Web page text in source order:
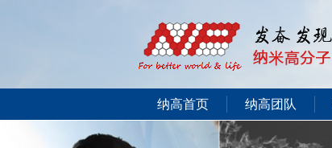
纳高首页 纳高团队